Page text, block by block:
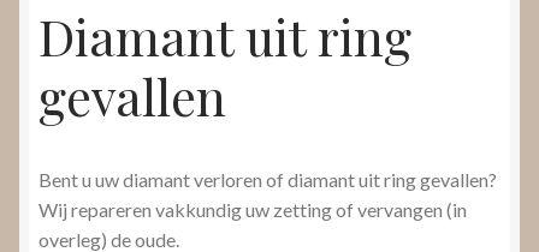
Diamant uit ring
gevallen
Bent u uw diamant verloren of diamant uit ring gevallen?
Wij repareren vakkundig uw zetting of vervangen (in
overleg) de oude.